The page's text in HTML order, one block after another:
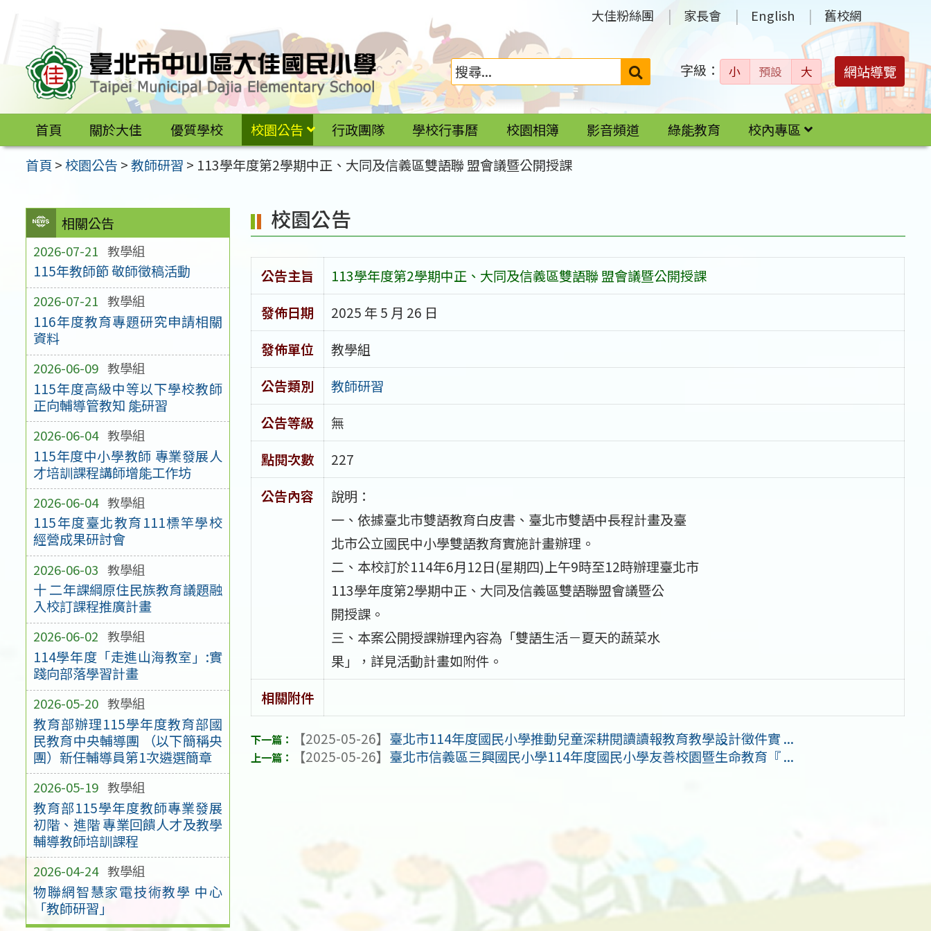
區
大佳粉絲團 家長會 English 舊校網
搜
字級： 小 預設 大 網站導覽
首頁 關於大佳 優質學校 校園公告 行政團隊 學校行事曆 校園相簿 影音頻道 綠能教育
校內專區
首頁 >校園公告 >教師研習 > 113學年度第2學期中正、大同及信義區雙語聯 盟會議暨公開授課
相關公告
2026-07-21 教學組
115年教師節 敬師徵稿活動
2026-07-21 教學組
116年度教育專題研究申請相關
資料
2026-06-09 教學組
115年度高級中等以下學校教師
正向輔導管教知 能研習
2026-06-04 教學組
115年度中小學教師 專業發展人
才培訓課程講師增能工作坊
2026-06-04 教學組
115年度臺北教育111標竿學校
經營成果研討會
2026-06-03 教學組
十 二年課綱原住民族教育議題融
入校訂課程推廣計畫
2026-06-02 教學組
114學年度「走進山海教室」:實
踐向部落學習計畫
2026-05-20 教學組
教育部辦理115學年度教育部國
民教育中央輔導團 （以下簡稱央
團）新任輔導員第1次遴選簡章
2026-05-19 教學組
教育部115學年度教師專業發展
初階、進階 專業回饋人才及教學
輔導教師培訓課程
2026-04-24 教學組
物聯網智慧家電技術教學 中心
「教師研習」
校園公告
公告主旨
113學年度第2學期中正、大同及信義區雙語聯 盟會議暨公開授課
發佈日期
2025 年 5 月 26 日
發佈單位
教學組
公告類別
教師研習
公告等級
無
點閱次數
227
公告內容
說明：
一、依據臺北市雙語教育白皮書、臺北市雙語中長程計畫及臺
北市公立國民中小學雙語教育實施計畫辦理。
二、本校訂於114年6月12日(星期四)上午9時至12時辦理臺北市
113學年度第2學期中正、大同及信義區雙語聯盟會議暨公
開授課。
三、本案公開授課辦理內容為「雙語生活－夏天的蔬菜水
果」，詳見活動計畫如附件。
相關附件
【2025-05-26】 臺北市114年度國民小學推動兒童深耕閱讀讀報教育教學設計徵件實 ...
【2025-05-26】 臺北市信義區三興國民小學114年度國民小學友善校園暨生命教育『 ...